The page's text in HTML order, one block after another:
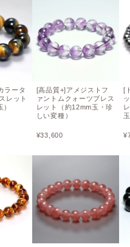
ラータ
レット
[高品質+]アメジストフ
ァントムクォーツブレス
レット（約12mm玉・珍
しい変種）
¥33,600
[
¥